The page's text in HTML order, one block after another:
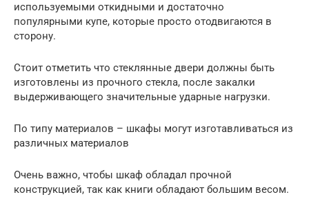
используемыми откидными и достаточно
популярными купе, которые просто отодвигаются в
сторону.
Стоит отметить что стеклянные двери должны быть
изготовлены из прочного стекла, после закалки
выдерживающего значительные ударные нагрузки.
По типу материалов – шкафы могут изготавливаться из
различных материалов
Очень важно, чтобы шкаф обладал прочной
конструкцией, так как книги обладают большим весом.